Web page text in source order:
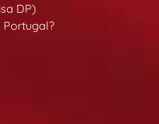
DP)
Portugal?